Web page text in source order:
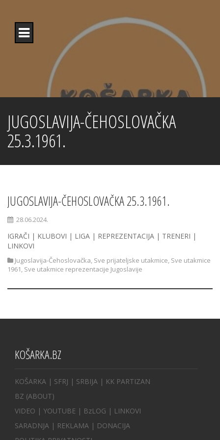
content
JUGOSLAVIJA-ČEHOSLOVAČKA
25.3.1961.
JUGOSLAVIJA-ČEHOSLOVAČKA 25.3.1961.
28.06.2024.
IGRAČI | KLUBOVI | LIGA | REPREZENTACIJA | TRENERI |
LINKOVI
Jugoslavija-Čehoslovačka, Sve prijateljske utakmice, Sve utakmice
1961, Sve utakmice reprezentacije Jugoslavije
KOŠARKA.BZ
KOŠARKA | SFRJ | SRBIJA | KK PARTIZAN
BZ (ABOUT)
VIDEO | YOUTUBE | BzLOG | LINKOVI
SARADNJA | REKLAMA | DONACIJA